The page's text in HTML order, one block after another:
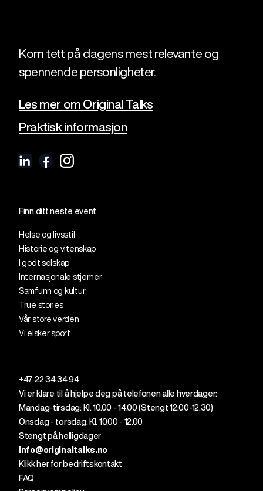
Kom tett på dagens mest relevante og
spennende personligheter.
Les mer om Original Talks
Praktisk informasjon
Finn ditt neste event
Helse og livsstil
Historie og vitenskap
I godt selskap
Internasjonale stjerner
Samfunn og kultur
True stories
Vår store verden
Vi elsker sport
+47 22 34 34 94
Vi er klare til å hjelpe deg på telefonen alle hverdager:
Mandag-tirsdag: Kl. 10.00 - 14.00 (Stengt 12:00-12.30)
Onsdag - torsdag: Kl. 10.00 - 12.00
Stengt på helligdager
info@originaltalks.no
Klikk her for bedriftskontakt
FAQ